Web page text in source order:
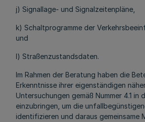
j) Signallage- und Signalzeitenpläne,
k) Schaltprogramme der
und
l) Straßenzustandsdaten.
Im Rahmen der Beratung haben die
Erkenntnisse ihrer eigenständigen
Untersuchungen gemäß Nummer 4.1 in
einzubringen, um die
identifizieren und daraus gemeinsame